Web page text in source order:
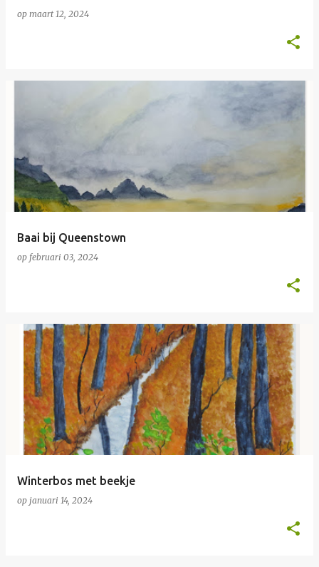
op maart 12, 2024
Baai bij Queenstown
op februari 03, 2024
Winterbos met beekje
op januari 14, 2024